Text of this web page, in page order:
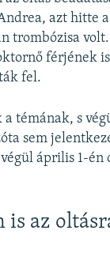
azt hitte
trombózisa
férjének
fel.
témának, s
sem
április 1-én
is az